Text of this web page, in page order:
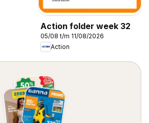
Action folder week 32
05/08 t/m 11/08/2026
Action